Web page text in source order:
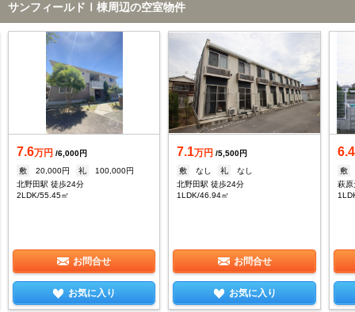
サンフィールドⅠ棟周辺の空室物件
7.6万円 /6,000円
敷
20,000円 礼
100,000円
北野田駅 徒歩24分
2LDK/55.45㎡
お問合せ
お気に入り
7.1万円 /5,500円
敷
なし 礼
なし
北野田駅 徒歩24分
1LDK/46.94㎡
お問合せ
お気に入り
6.4
敷
萩